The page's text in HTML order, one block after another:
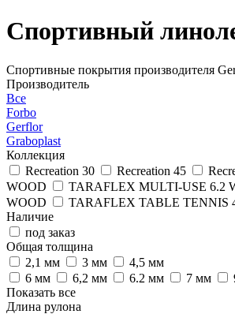
Спортивный
Спортивные покрытия производителя
Производитель
Все
Forbo
Gerflor
Graboplast
Коллекция
Recreation 30
Recreation 45
WOOD
TARAFLEX MULTI-USE 6.2
WOOD
TARAFLEX TABLE TENNIS
Наличие
под заказ
Общая толщина
2,1 мм
3 мм
4,5 мм
6 мм
6,2 мм 6.2 мм 7 мм
Показать все
Длина рулона